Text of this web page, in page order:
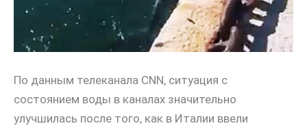
По данным телеканала CNN, ситуация с
состоянием воды в каналах значительно
улучшилась после того, как в Италии ввели